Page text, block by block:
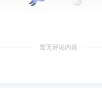
暂无评论内容